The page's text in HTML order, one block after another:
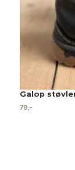
Galop
79,-